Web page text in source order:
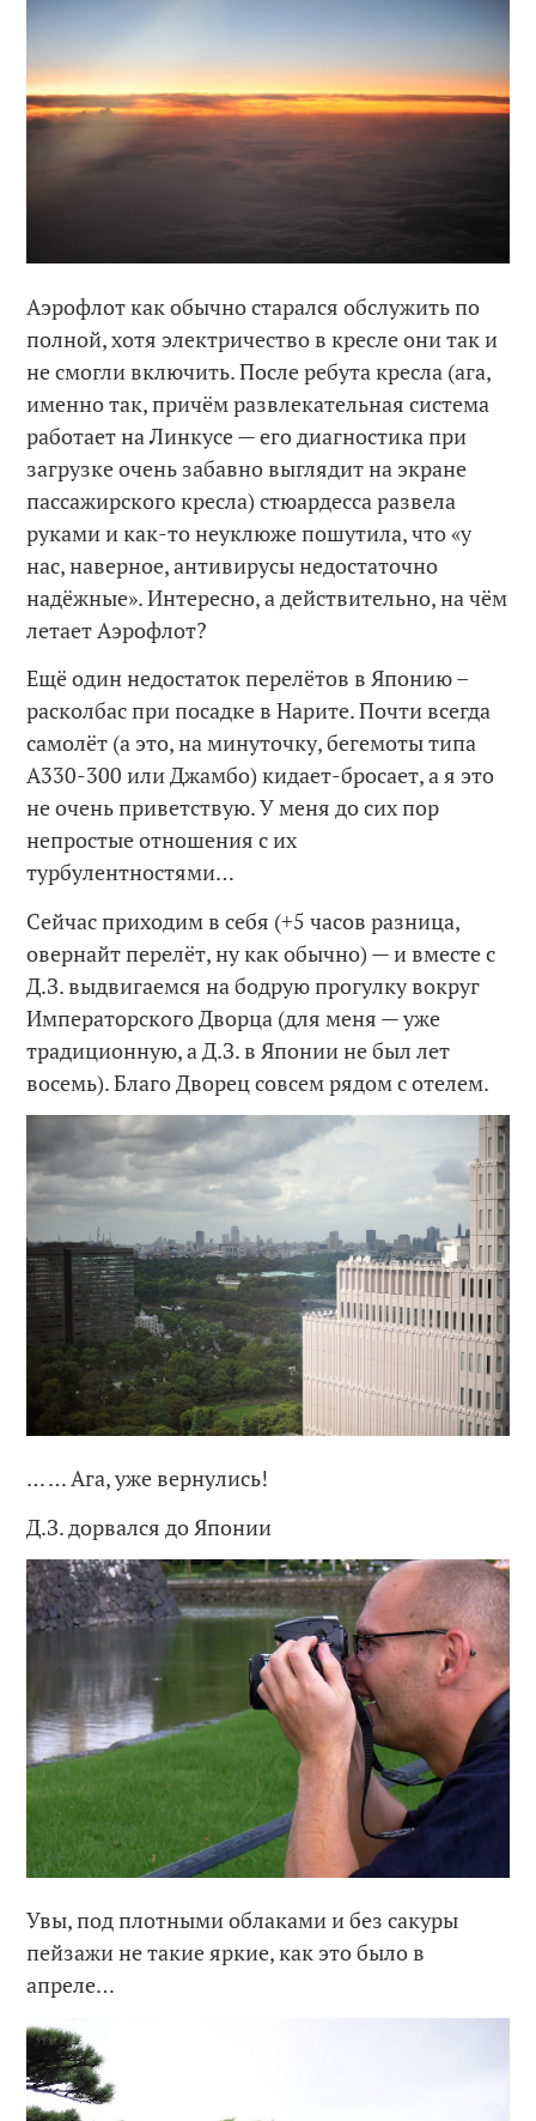
Аэрофлот как обычно старался обслужить по
полной, хотя электричество в кресле они так и
не смогли включить. После ребута кресла (ага,
именно так, причём развлекательная система
работает на Линкусе — его диагностика при
загрузке очень забавно выглядит на экране
пассажирского кресла) стюардесса развела
руками и как-то неуклюже пошутила, что «у
нас, наверное, антивирусы недостаточно
надёжные». Интересно, а действительно, на чём
летает Аэрофлот?
Ещё один недостаток перелётов в Японию –
расколбас при посадке в Нарите. Почти всегда
самолёт (а это, на минуточку, бегемоты типа
A330-300 или Джамбо) кидает-бросает, а я это
не очень приветствую. У меня до сих пор
непростые отношения с их
турбулентностями…
Сейчас приходим в себя (+5 часов разница,
овернайт перелёт, ну как обычно) — и вместе с
Д.З. выдвигаемся на бодрую прогулку вокруг
Императорского Дворца (для меня — уже
традиционную, а Д.З. в Японии не был лет
восемь). Благо Дворец совсем рядом с отелем.
… … Ага, уже вернулись!
Д.З. дорвался до Японии
Увы, под плотными облаками и без сакуры
пейзажи не такие яркие, как это было в
апреле…